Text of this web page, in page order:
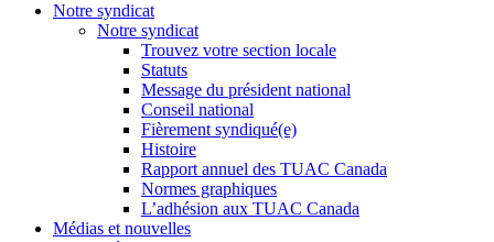
Notre syndicat
Notre syndicat
Trouvez votre section locale
Statuts
Message du président national
Conseil national
Fièrement syndiqué(e)
Histoire
Rapport annuel des TUAC Canada
Normes graphiques
L’adhésion aux TUAC Canada
Médias et nouvelles